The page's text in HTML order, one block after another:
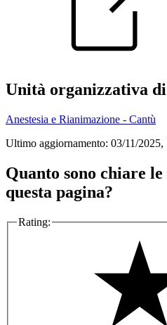
Unità organizzativa
Anestesia e Rianimazione - Cantù
Ultimo aggiornamento: 03/11/2025,
Quanto sono chiare
questa pagina?
Rating: